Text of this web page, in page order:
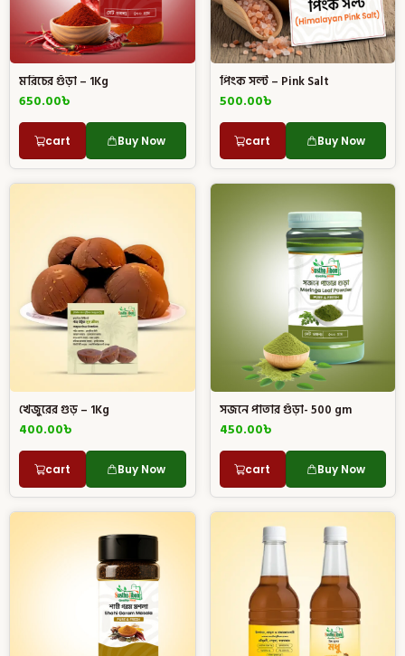
মরিচের গুঁড়া – 1Kg
650.00৳
cart Buy Now
পিংক সল্ট – Pink Salt
500.00৳
cart Buy Now
খেজুরের গুড় – 1Kg
400.00৳
cart Buy Now
সজনে পাতার গুঁড়া- 500 gm
450.00৳
cart Buy Now